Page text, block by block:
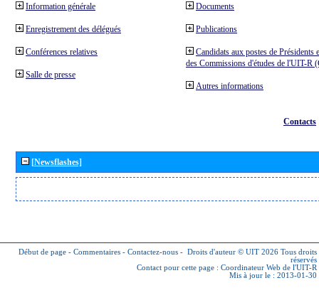
Information générale
Enregistrement des délégués
Conférences relatives
Salle de presse
Documents
Publications
Candidats aux postes de Présidents
des Commissions d'études de l'UIT-R
Autres informations
Contacts
[Newsflashes]
Début de page - Commentaires - Contactez-nous - Droits d'auteur © UIT 2026 Tous droits
réservés
Contact pour cette page : Coordinateur Web de l'UIT-R
Mis à jour le : 2013-01-30